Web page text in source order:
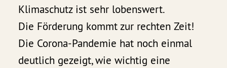
Klimaschutz ist sehr lobenswert.
Die Förderung kommt zur rechten Zeit!
Die Corona-Pandemie hat noch einmal
deutlich gezeigt, wie wichtig eine